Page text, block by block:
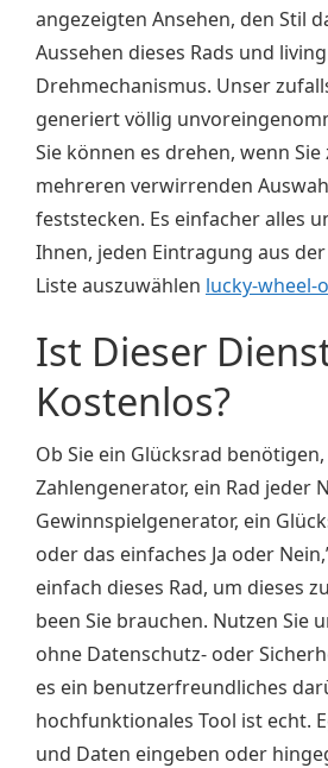
angezeigten Ansehen, den Stil
Aussehen dieses Rads und
Drehmechanismus. Unser
generiert völlig
Sie können es drehen, wenn Sie
mehreren verwirrenden
feststecken. Es einfacher alles
Ihnen, jeden Eintragung aus
Liste auszuwählen lucky-wheel-
Ist Dieser
Kostenlos?
Ob Sie ein Glücksrad
Zahlengenerator, ein Rad jeder
Gewinnspielgenerator, ein
oder das einfaches Ja oder
einfach dieses Rad, um dieses
been Sie brauchen. Nutzen Sie
ohne Datenschutz- oder
es ein benutzerfreundliches
hochfunktionales Tool ist echt.
und Daten eingeben oder